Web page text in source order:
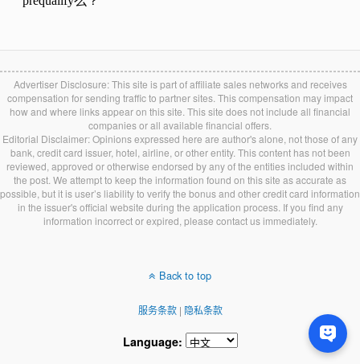
Advertiser Disclosure: This site is part of affiliate sales networks and receives
compensation for sending traffic to partner sites. This compensation may impact
how and where links appear on this site. This site does not include all financial
companies or all available financial offers.
Editorial Disclaimer: Opinions expressed here are author's alone, not those of any
bank, credit card issuer, hotel, airline, or other entity. This content has not been
reviewed, approved or otherwise endorsed by any of the entities included within
the post. We attempt to keep the information found on this site as accurate as
possible, but it is user’s liability to verify the bonus and other credit card information
in the issuer's official website during the application process. If you find any
information incorrect or expired, please contact us immediately.
Back to top
服务条款| 隐私条款
Language: